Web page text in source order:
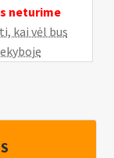
neturime
kai vėl bus